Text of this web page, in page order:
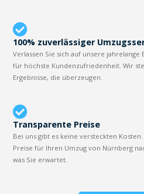
100% zuverlässiger
Verlassen Sie sich auf unsere
für höchste Kundenzufriedenheit. Wir
Ergebnisse, die überzeugen.
Transparente Preise
Bei uns gibt es keine versteckten
Preise für Ihren Umzug von Nürnberg
was Sie erwartet.